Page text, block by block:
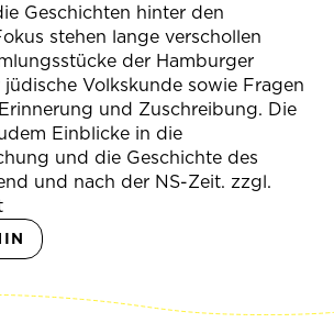
Geschichten hinter den
stehen lange verschollen
der Hamburger
Volkskunde sowie Fragen
und Zuschreibung. Die
Einblicke in die
und die Geschichte des
und nach der NS-Zeit. zzgl.